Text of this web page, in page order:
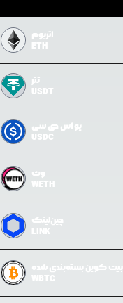
اتریوم
ETH
تتر
USDT
یو اس دی سی
USDC
وِث
WETH
چین‌لینک
LINK
بیت کوین بسته‌بندی شده
WBTC